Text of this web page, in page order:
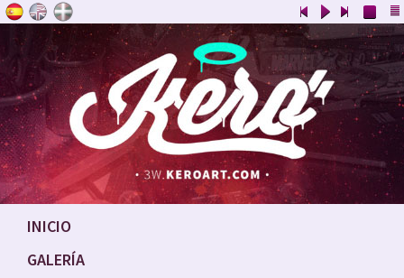
INICIO
GALERÍA